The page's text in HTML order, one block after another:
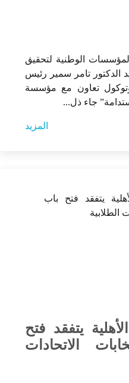
الوطنية لتحقيق
الدكتور تامر سمير رئيس
تعاون مع مؤسسة
جاء ذل...
المزيد
يتفقد فتح
الاتحادات